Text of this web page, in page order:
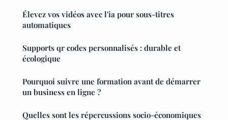
Élevez vos vidéos avec l'ia pour sous-titres
automatiques
Supports qr codes personnalisés : durable et
écologique
Pourquoi suivre une formation avant de démarrer
un business en ligne ?
Quelles sont les répercussions socio-économiques